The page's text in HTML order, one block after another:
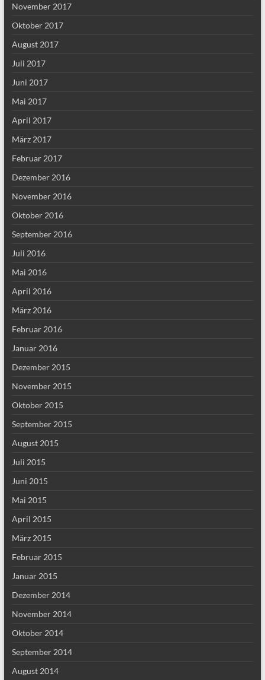
November 2017
Oktober 2017
August 2017
Juli 2017
Juni 2017
Mai 2017
April 2017
März 2017
Februar 2017
Dezember 2016
November 2016
Oktober 2016
September 2016
Juli 2016
Mai 2016
April 2016
März 2016
Februar 2016
Januar 2016
Dezember 2015
November 2015
Oktober 2015
September 2015
August 2015
Juli 2015
Juni 2015
Mai 2015
April 2015
März 2015
Februar 2015
Januar 2015
Dezember 2014
November 2014
Oktober 2014
September 2014
August 2014